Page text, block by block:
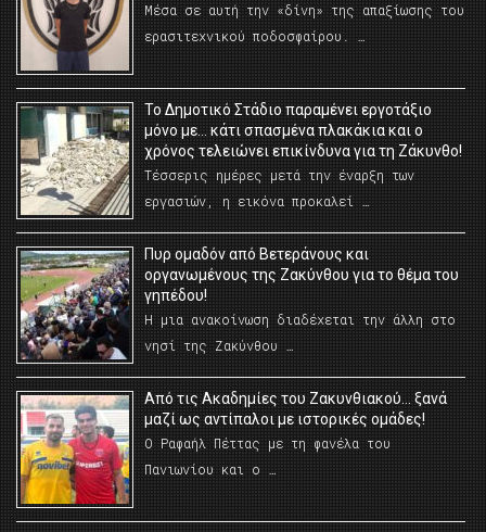
Μέσα σε αυτή την «δίνη» της απαξίωσης του
ερασιτεχνικού ποδοσφαίρου. …
Το Δημοτικό Στάδιο παραμένει εργοτάξιο
μόνο με… κάτι σπασμένα πλακάκια και ο
χρόνος τελειώνει επικίνδυνα για τη Ζάκυνθο!
Τέσσερις ημέρες μετά την έναρξη των
εργασιών, η εικόνα προκαλεί …
Πυρ ομαδόν από Βετεράνους και
οργανωμένους της Ζακύνθου για το θέμα του
γηπέδου!
Η μια ανακοίνωση διαδέχεται την άλλη στο
νησί της Ζακύνθου …
Από τις Ακαδημίες του Ζακυνθιακού… ξανά
μαζί ως αντίπαλοι με ιστορικές ομάδες!
Ο Ραφαήλ Πέττας με τη φανέλα του
Πανιωνίου και ο …